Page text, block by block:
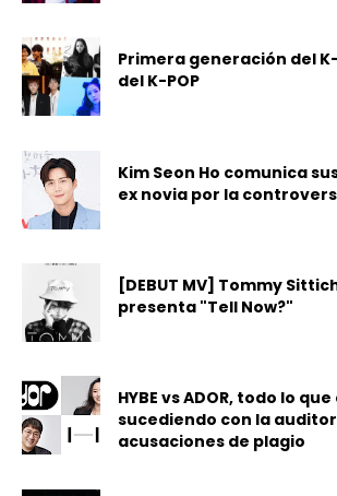
Primera generación del
del K-POP
Kim Seon Ho comunica
ex novia por la
[DEBUT MV] Tommy
presenta "Tell Now?"
HYBE vs ADOR, todo lo
sucediendo con la
acusaciones de plagio